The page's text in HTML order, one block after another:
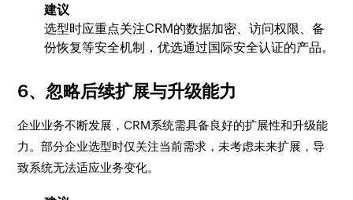
建议
选型时应重点关注CRM的数据加密、访问权限、备
份恢复等安全机制，优选通过国际安全认证的产品。
6、忽略后续扩展与升级能力
企业业务不断发展，CRM系统需具备良好的扩展性和升级能
力。部分企业选型时仅关注当前需求，未考虑未来扩展，导
致系统无法适应业务变化。